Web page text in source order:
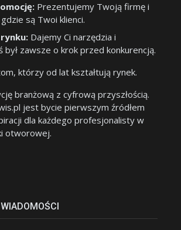
Prezentujemy Twoją firmę i
są Twoi klienci.
Dajemy Ci narzędzia i
był zawsze o krok przed konkurencją.
którzy od lat kształtują rynek.
branżową z cyfrową przyszłością.
jest bycie pierwszym źródłem
dla każdego profesjonalisty w
otworowej.